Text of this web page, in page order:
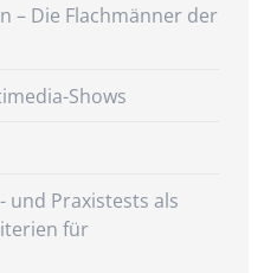
– Die Flachmänner der
Shows
und Praxistests als
für